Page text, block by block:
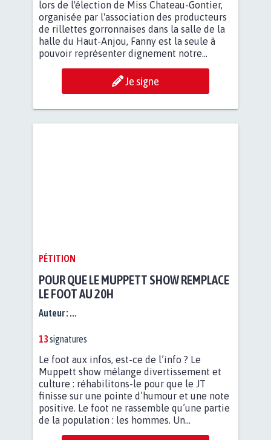
lors de l'élection de Miss Chateau-Gontier,
organisée par l'association des producteurs
de rillettes gorronnaises dans la salle de la
halle du Haut-Anjou, Fanny est la seule à
pouvoir représenter dignement notre...
Je signe
PÉTITION
POUR QUE LE MUPPETT SHOW REMPLACE
LE FOOT AU 20H
Auteur : ...
13signatures
Le foot aux infos, est-ce de l’info ? Le
Muppett show mélange divertissement et
culture : réhabilitons-le pour que le JT
finisse sur une pointe d’humour et une note
positive. Le foot ne rassemble qu’une partie
de la population : les hommes. Un...